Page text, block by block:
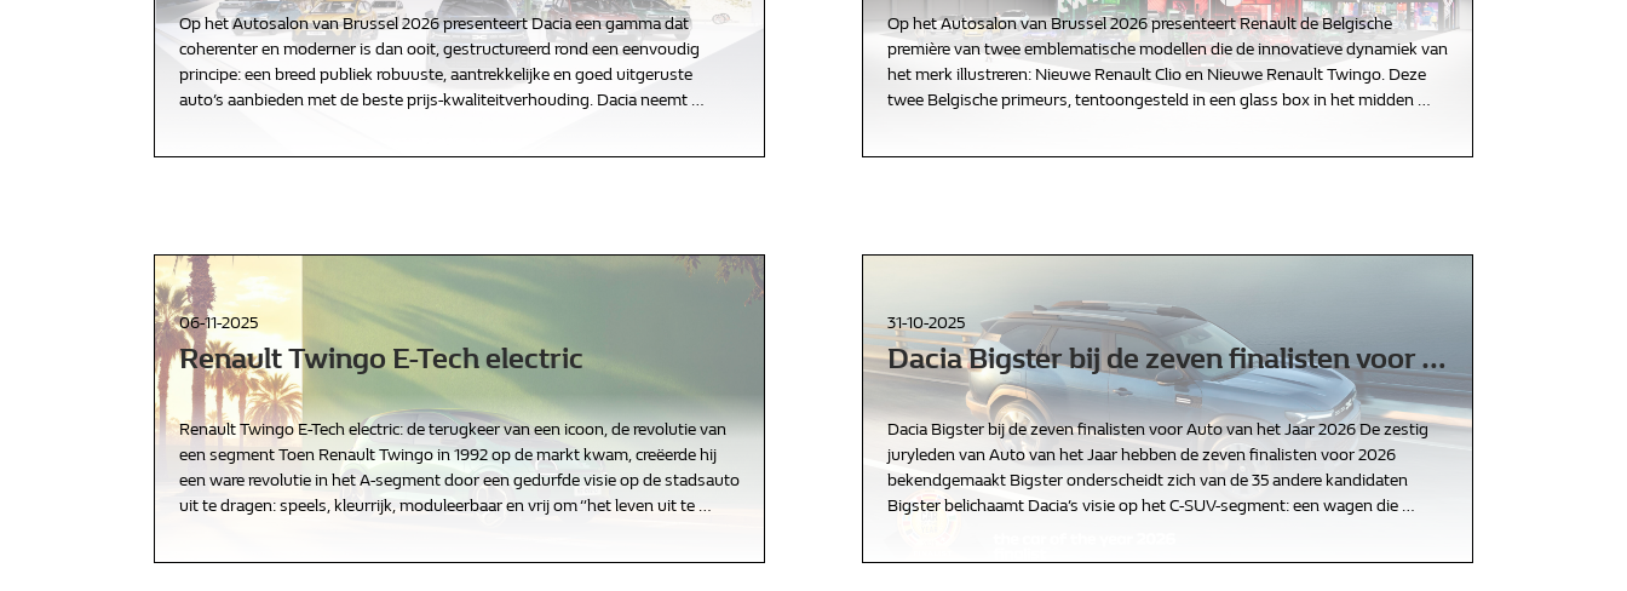
Op het Autosalon van Brussel 2026 presenteert Dacia een gamma dat
coherenter en moderner is dan ooit, gestructureerd rond een eenvoudig
principe: een breed publiek robuuste, aantrekkelijke en goed uitgeruste
auto’s aanbieden met de beste prijs-kwaliteitverhouding. Dacia neemt …
Op het Autosalon van Brussel 2026 presenteert Renault de Belgische
première van twee emblematische modellen die de innovatieve dynamiek van
het merk illustreren: Nieuwe Renault Clio en Nieuwe Renault Twingo. Deze
twee Belgische primeurs, tentoongesteld in een glass box in het midden …
06-11-2025
Renault Twingo E-Tech electric
Renault Twingo E-Tech electric: de terugkeer van een icoon, de revolutie van
een segment Toen Renault Twingo in 1992 op de markt kwam, creëerde hij
een ware revolutie in het A-segment door een gedurfde visie op de stadsauto
uit te dragen: speels, kleurrijk, moduleerbaar en vrij om “het leven uit te …
31-10-2025
Dacia Bigster bij de zeven finalisten voor…
Dacia Bigster bij de zeven finalisten voor Auto van het Jaar 2026 De zestig
juryleden van Auto van het Jaar hebben de zeven finalisten voor 2026
bekendgemaakt Bigster onderscheidt zich van de 35 andere kandidaten
Bigster belichaamt Dacia’s visie op het C-SUV-segment: een wagen die …